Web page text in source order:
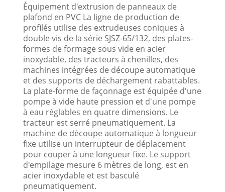
Équipement d'extrusion de panneaux de
plafond en PVC La ligne de production de
profilés utilise des extrudeuses coniques à
double vis de la série SJSZ-65/132, des plates-
formes de formage sous vide en acier
inoxydable, des tracteurs à chenilles, des
machines intégrées de découpe automatique
et des supports de déchargement rabattables.
La plate-forme de façonnage est équipée d'une
pompe à vide haute pression et d'une pompe
à eau réglables en quatre dimensions. Le
tracteur est serré pneumatiquement. La
machine de découpe automatique à longueur
fixe utilise un interrupteur de déplacement
pour couper à une longueur fixe. Le support
d'empilage mesure 6 mètres de long, est en
acier inoxydable et est basculé
pneumatiquement.